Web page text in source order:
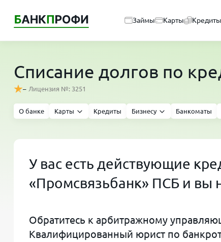
Займы Карты Кредиты
Списание долгов по
– Лицензия №: 3251
О банке Карты Кредиты Бизнесу Банкоматы
У вас есть действующие
«Промсвязьбанк» ПСБ и вы
Обратитесь к арбитражному
Квалифицированный юрист по